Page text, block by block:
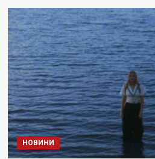
НОВИНИ